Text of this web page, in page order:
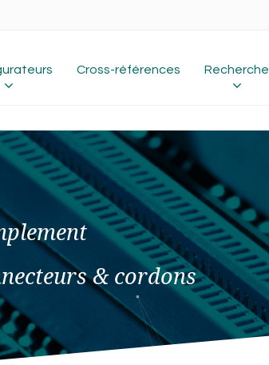
Cross-références Recherche
& cordons